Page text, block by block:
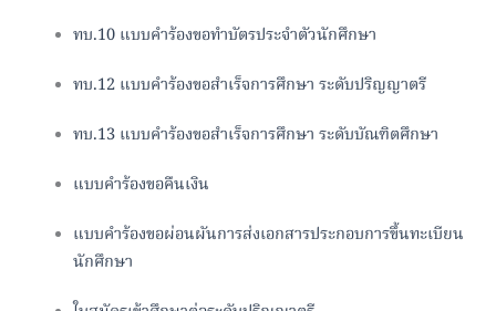
ทบ.10 แบบคำร้องขอทำบัตรประจำตัวนักศึกษา
ทบ.12 แบบคำร้องขอสำเร็จการศึกษา ระดับปริญญาตรี
ทบ.13 แบบคำร้องขอสำเร็จการศึกษา ระดับบัณฑิตศึกษา
แบบคำร้องขอคืนเงิน
แบบคำร้องขอผ่อนผันการส่งเอกสารประกอบการขึ้นทะเบียน
นักศึกษา